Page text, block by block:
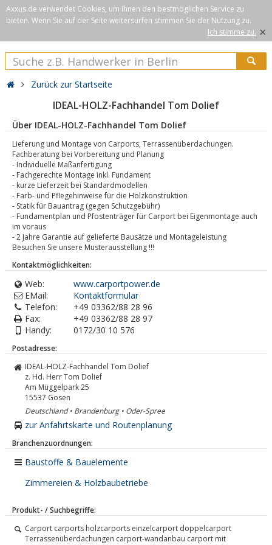
Axxus.de verwendet Cookies, um Ihnen den bestmöglichen Service zu
bieten. Wenn Sie auf der Seite weitersurfen stimmen Sie der Nutzung zu.
Ich stimme zu. ×
Zurück zur Startseite
IDEAL-HOLZ-Fachhandel Tom Dolief
Über IDEAL-HOLZ-Fachhandel Tom Dolief
Lieferung und Montage von Carports, Terrassenüberdachungen.
Fachberatung bei Vorbereitung und Planung
- Individuelle Maßanfertigung
- Fachgerechte Montage inkl. Fundament
- kurze Lieferzeit bei Standardmodellen
- Farb- und Pflegehinweise für die Holzkonstruktion
- Statik für Bauantrag (gegen Schutzgebühr)
- Fundamentplan und Pfostenträger für Carport bei Eigenmontage auch
im voraus
- 2 Jahre Garantie auf gelieferte Bausätze und Montageleistung
Besuchen Sie unsere Musterausstellung !!!
Kontaktmöglichkeiten:
Web:
www.carportpower.de
EMail:
Kontaktformular
Telefon:
+49 03362/88 28 96
Fax:
+49 03362/88 28 97
Handy:
0172/30 10 576
Postadresse:
IDEAL-HOLZ-Fachhandel Tom Dolief
z. Hd. Herr Tom Dolief
Am Müggelpark 25
15537 Gosen
Deutschland • Brandenburg • Oder-Spree
zur Anfahrtskarte und Routenplanung
Branchenzuordnungen:
Baustoffe & Bauelemente
Zimmereien & Holzbaubetriebe
Produkt- / Suchbegriffe:
Carport carports holzcarports einzelcarport doppelcarport
Terrassenüberdachungen carport-wandanbau carport mit